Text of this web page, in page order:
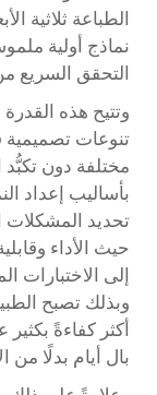
الطباعة ثلاثية
التحقق السريع
وتتيح هذه
تنوعات تصميمية
مختلفة دون تكبُّد
بأساليب إعداد
تحديد المشكلات
حيث الأداء
إلى الاختبارات
وبذلك تصبح
أكثر كفاءةً
بال أيام بدلًا من